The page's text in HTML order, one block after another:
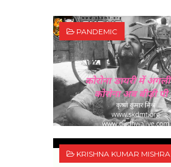
PANDEMIC
KRISHNA KUMAR MISHRA